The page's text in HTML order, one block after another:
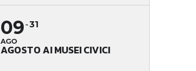
09
AGO
31
AGOSTO AI MUSEI CIVICI